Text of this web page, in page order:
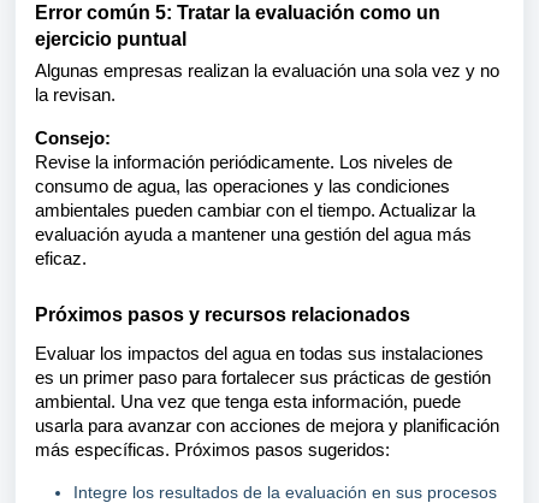
Error común 5: Tratar la evaluación como un
ejercicio puntual
Algunas empresas realizan la evaluación una sola vez y no
la revisan.
Consejo:
Revise la información periódicamente. Los niveles de
consumo de agua, las operaciones y las condiciones
ambientales pueden cambiar con el tiempo. Actualizar la
evaluación ayuda a mantener una gestión del agua más
eficaz.
Próximos pasos y recursos relacionados
Evaluar los impactos del agua en todas sus instalaciones
es un primer paso para fortalecer sus prácticas de gestión
ambiental. Una vez que tenga esta información, puede
usarla para avanzar con acciones de mejora y planificación
más específicas. Próximos pasos sugeridos:
Integre los resultados de la evaluación en sus procesos